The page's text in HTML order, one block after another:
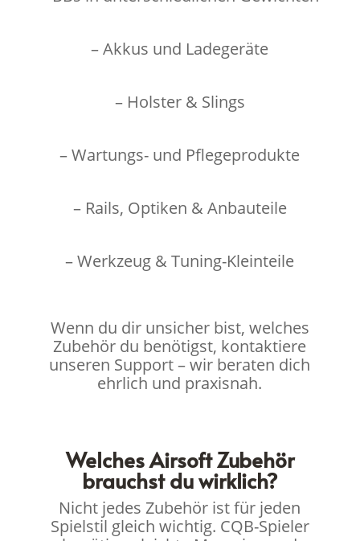
– Akkus und Ladegeräte
– Holster & Slings
– Wartungs- und Pflegeprodukte
– Rails, Optiken & Anbauteile
– Werkzeug & Tuning-Kleinteile
Wenn du dir unsicher bist, welches
Zubehör du benötigst, kontaktiere
unseren Support – wir beraten dich
ehrlich und praxisnah.
Welches Airsoft Zubehör
brauchst du wirklich?
Nicht jedes Zubehör ist für jeden
Spielstil gleich wichtig. CQB-Spieler